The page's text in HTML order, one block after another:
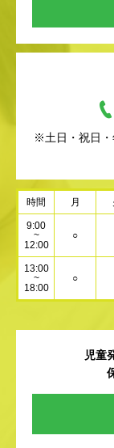
※土日・祝日・
時間 月
9:00
~
12:00
○
13:00
~
18:00
○
児童